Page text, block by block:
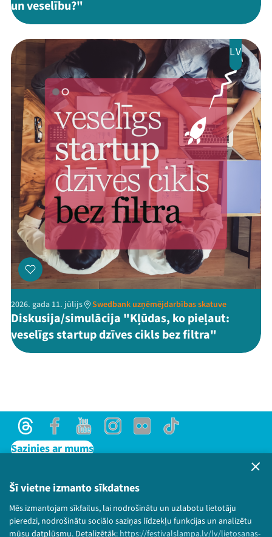
Šī vietne izmanto sīkdatnes
Mēs izmantojam sīkfailus, lai nodrošinātu un uzlabotu lietotāju
pieredzi, nodrošinātu sociālo saziņas līdzekļu funkcijas un analizētu
mūsu datplūsmu. Detalizētāk: https://festivalslampa.lv/lv/lietosanas-
un veselību?"
LV
2026. gada 11. jūlijs Swedbank uzņēmējdarbības skatuve
Diskusija/simulācija "Kļūdas, ko pieļaut:
veselīgs startup dzīves cikls bez filtra"
ThreadsFacebookYoutubeInstagram
Flick TikTok
Sazinies ar mums
Lietošanas noteikumi un sīkdatņu politika
Bērnu aizsardzības politika
© 2026 Sarunu festivāls LAMPA Visas tiesības